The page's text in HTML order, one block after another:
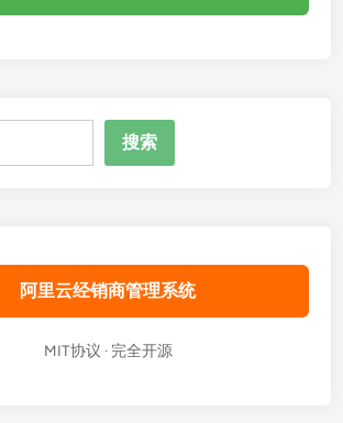
搜索
阿里云经销商管理系统
MIT协议 · 完全开源